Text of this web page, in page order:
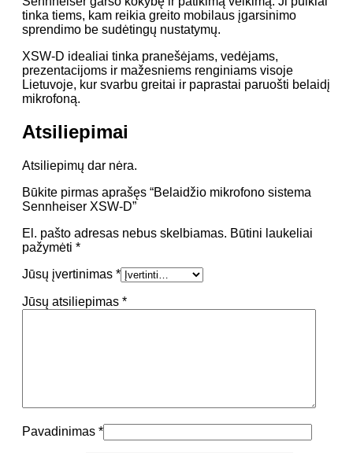
tinka tiems, kam reikia greito mobilaus įgarsinimo
sprendimo be sudėtingų nustatymų.
XSW-D idealiai tinka pranešėjams, vedėjams,
prezentacijoms ir mažesniems renginiams visoje
Lietuvoje, kur svarbu greitai ir paprastai paruošti belaidį
mikrofoną.
Atsiliepimai
Atsiliepimų dar nėra.
Būkite pirmas aprašęs “Belaidžio mikrofono sistema
Sennheiser XSW-D”
El. pašto adresas nebus skelbiamas. Būtini laukeliai
pažymėti *
Jūsų įvertinimas *
Jūsų atsiliepimas *
Pavadinimas *